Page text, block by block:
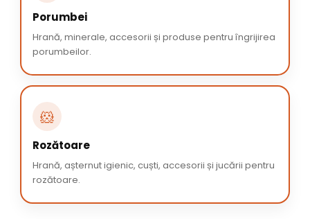
Porumbei
Hrană, minerale, accesorii și produse pentru îngrijirea
porumbeilor.
🐹
Rozătoare
Hrană, așternut igienic, cuști, accesorii și jucării pentru
rozătoare.